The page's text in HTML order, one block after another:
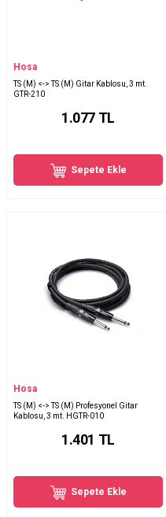
Hosa
TS (M) <-> TS (M) Gitar Kablosu, 3 mt.
GTR-210
1.077 TL
Sepete Ekle
Hosa
TS (M) <-> TS (M) Profesyonel Gitar
Kablosu, 3 mt. HGTR-010
1.401 TL
Sepete Ekle